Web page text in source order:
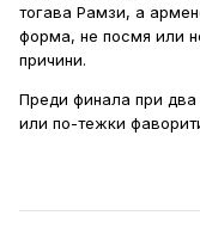
тогава Рамзи, а
форма, не посмя или
причини.
Преди финала при
или по-тежки